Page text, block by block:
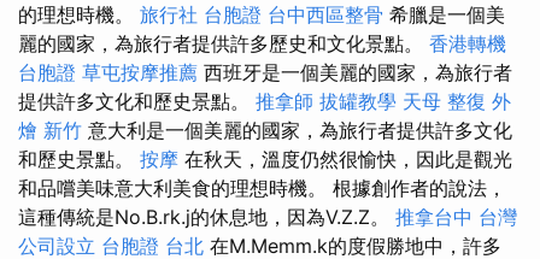
的理想時機。 旅行社 台胞證 台中西區整骨 希臘是一個美
麗的國家，為旅行者提供許多歷史和文化景點。 香港轉機
台胞證 草屯按摩推薦 西班牙是一個美麗的國家，為旅行者
提供許多文化和歷史景點。 推拿師 拔罐教學 天母 整復 外
燴 新竹 意大利是一個美麗的國家，為旅行者提供許多文化
和歷史景點。 按摩 在秋天，溫度仍然很愉快，因此是觀光
和品嚐美味意大利美食的理想時機。 根據創作者的說法，
這種傳統是No.B.rk.j的休息地，因為V.Z.Z。 推拿台中 台灣
公司設立 台胞證 台北 在M.Memm.k的度假勝地中，許多